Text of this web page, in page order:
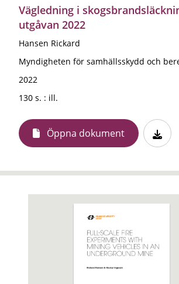
Vägledning i
utgåvan 2022
Hansen Rickard
Myndigheten för samhällsskydd och
2022
130 s. : ill.
Öppna dokument